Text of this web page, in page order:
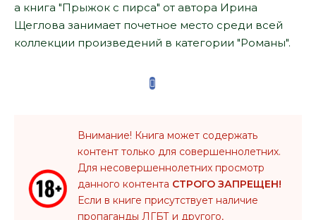
а книга "Прыжок с пирса" от автора Ирина
Щеглова занимает почетное место среди всей
коллекции произведений в категории "Романы".
Внимание! Книга может содержать
контент только для совершеннолетних.
Для несовершеннолетних просмотр
данного контента СТРОГО ЗАПРЕЩЕН!
Если в книге присутствует наличие
пропаганды ЛГБТ и другого,